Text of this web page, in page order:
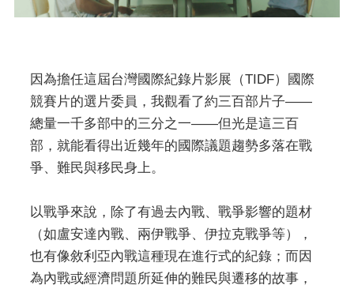
因為擔任這屆台灣國際紀錄片影展（TIDF）國際
競賽片的選片委員，我觀看了約三百部片子——
總量一千多部中的三分之一——但光是這三百
部，就能看得出近幾年的國際議題趨勢多落在戰
爭、難民與移民身上。
以戰爭來說，除了有過去內戰、戰爭影響的題材
（如盧安達內戰、兩伊戰爭、伊拉克戰爭等），
也有像敘利亞內戰這種現在進行式的紀錄；而因
為內戰或經濟問題所延伸的難民與遷移的故事，